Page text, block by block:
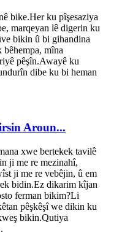
bike.Her ku pîşesaziya
marqeyan lê digerin ku
bikin û bi gihandina
mîna
pêşîn.Awayê ku
dibe ku bi heman
Aroun...
xwe bertekek tavilê
ji me re mezinahî,
ji me re vebêjin, û em
bidin.Ez dikarim kîjan
ferman bikim?Li
pêşkêşî we dikin ku
bikin.Qutiya